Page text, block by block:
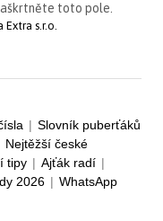
toto pole.
s.r.o.
| Slovník puberťáků
Nejtěžší české
tipy | Ajťák radí |
2026 | WhatsApp